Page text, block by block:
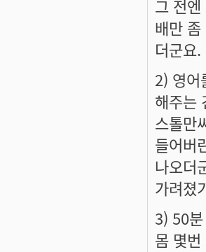
그 전
배만
더군요
2) 영어
해주는
스톨만
들어버
나오더
가려졌
3) 50
몸 몇